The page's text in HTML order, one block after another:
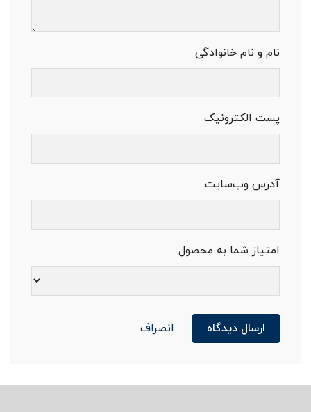
نام و نام خانوادگی
پست الکترونیک
آدرس وب‌سایت
امتیاز شما به محصول
ارسال دیدگاه انصراف